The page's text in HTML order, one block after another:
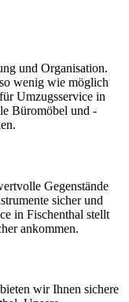
und Organisation.
wenig wie möglich
Umzugsservice in
Büromöbel und -
Gegenstände
sicher und
in Fischenthal stellt
ankommen.
wir Ihnen sichere